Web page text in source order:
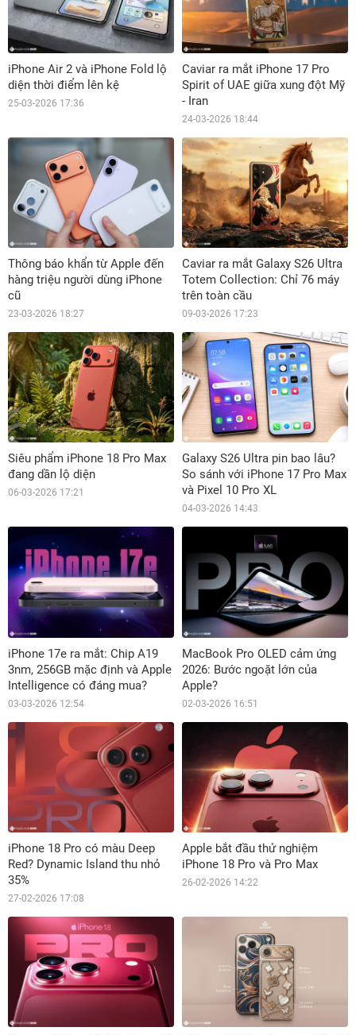
iPhone Air 2 và iPhone Fold lộ
diện thời điểm lên kệ
25-03-2026 17:36
Caviar ra mắt iPhone 17 Pro
Spirit of UAE giữa xung đột Mỹ
- Iran
24-03-2026 18:44
Thông báo khẩn từ Apple đến
hàng triệu người dùng iPhone
cũ
23-03-2026 18:27
Caviar ra mắt Galaxy S26 Ultra
Totem Collection: Chỉ 76 máy
trên toàn cầu
09-03-2026 17:23
Siêu phẩm iPhone 18 Pro Max
đang dần lộ diện
06-03-2026 17:21
Galaxy S26 Ultra pin bao lâu?
So sánh với iPhone 17 Pro Max
và Pixel 10 Pro XL
04-03-2026 14:43
iPhone 17e ra mắt: Chip A19
3nm, 256GB mặc định và Apple
Intelligence có đáng mua?
03-03-2026 12:54
MacBook Pro OLED cảm ứng
2026: Bước ngoặt lớn của
Apple?
02-03-2026 16:51
iPhone 18 Pro có màu Deep
Red? Dynamic Island thu nhỏ
35%
27-02-2026 17:08
Apple bắt đầu thử nghiệm
iPhone 18 Pro và Pro Max
26-02-2026 14:22